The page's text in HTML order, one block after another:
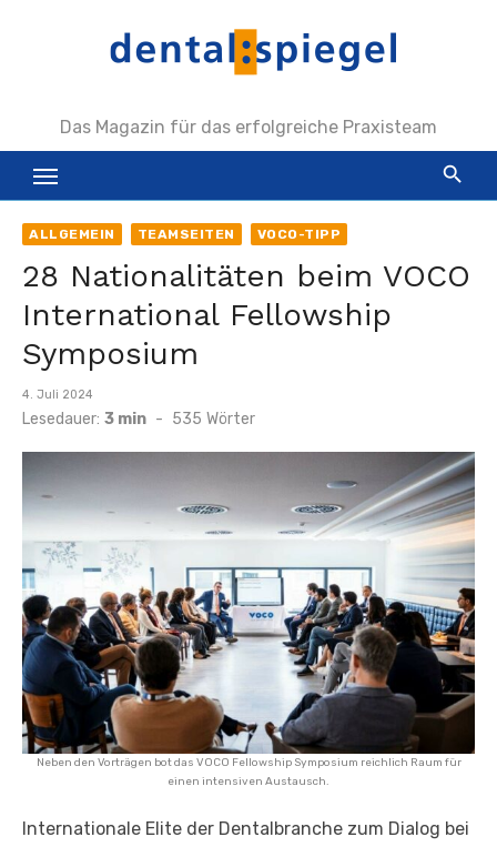
Das Magazin für das erfolgreiche Praxisteam
ALLGEMEIN TEAMSEITEN VOCO-TIPP
28 Nationalitäten beim VOCO
International Fellowship
Symposium
Veröffentlicht
am
4. Juli 2024
Lesedauer: 3 min - 535 Wörter
Neben den Vorträgen bot das VOCO Fellowship Symposium reichlich Raum für
einen intensiven Austausch.
Internationale Elite der Dentalbranche zum Dialog bei